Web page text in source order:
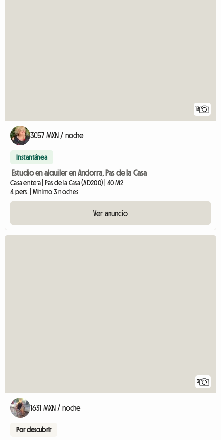
13
3057 MXN / noche
Instantánea
Estudio en alquiler en Andorra, Pas de la Casa
Casa entera | Pas de la Casa (AD200) | 40 M2
4 pers. | Mínimo 3 noches
Ver anuncio
3
1631 MXN / noche
Por descubrir